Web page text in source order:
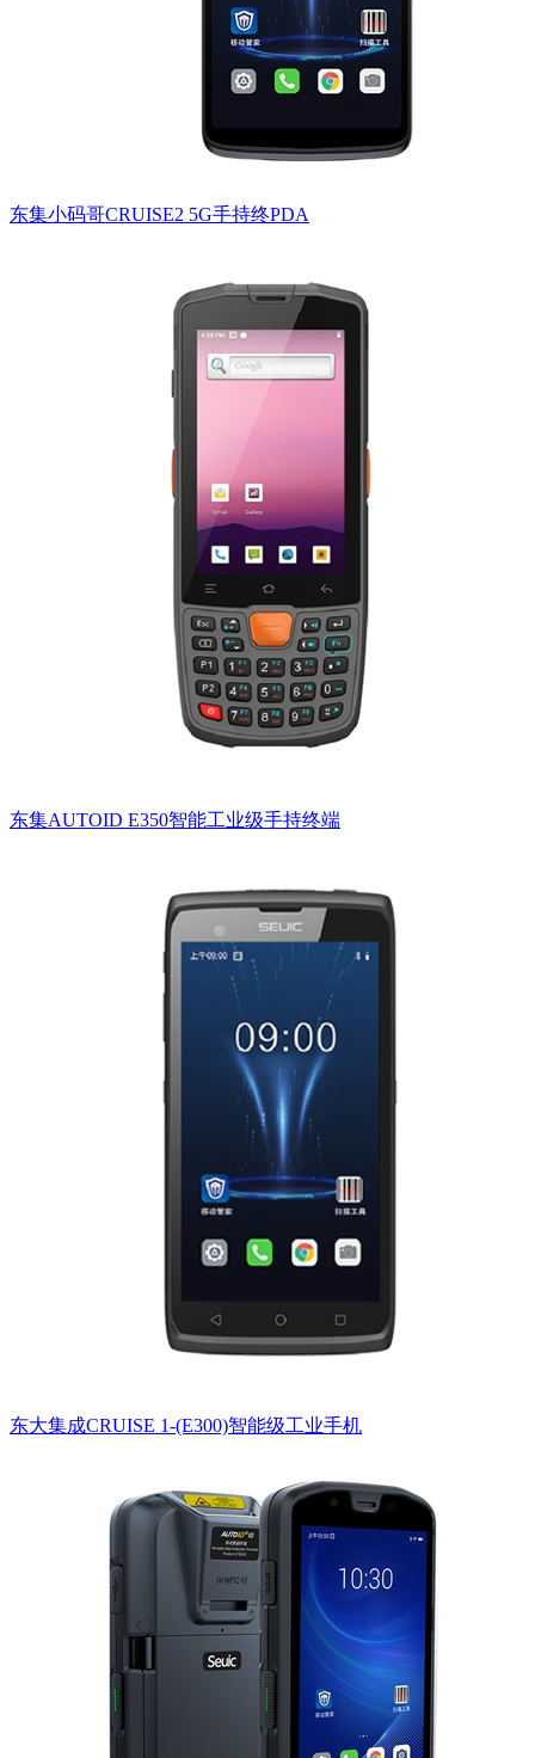
东集小码哥CRUISE2 5G手持终PDA
东集AUTOID E350智能工业级手持终端
东大集成CRUISE 1-(E300)智能级工业手机